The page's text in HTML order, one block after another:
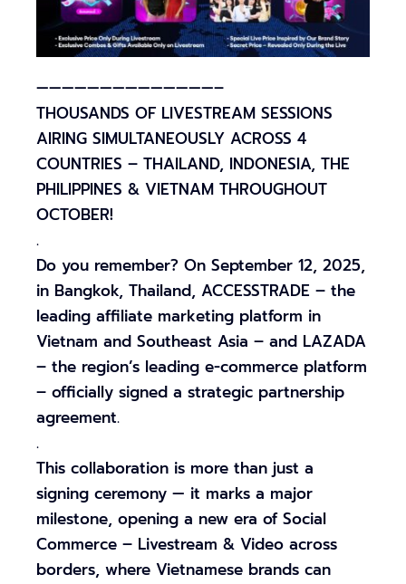
——————————————–
THOUSANDS OF LIVESTREAM SESSIONS
AIRING SIMULTANEOUSLY ACROSS 4
COUNTRIES – THAILAND, INDONESIA, THE
PHILIPPINES & VIETNAM THROUGHOUT
OCTOBER!
.
Do you remember? On September 12, 2025,
in Bangkok, Thailand, ACCESSTRADE – the
leading affiliate marketing platform in
Vietnam and Southeast Asia – and LAZADA
– the region’s leading e-commerce platform
– officially signed a strategic partnership
agreement.
.
This collaboration is more than just a
signing ceremony — it marks a major
milestone, opening a new era of Social
Commerce – Livestream & Video across
borders, where Vietnamese brands can